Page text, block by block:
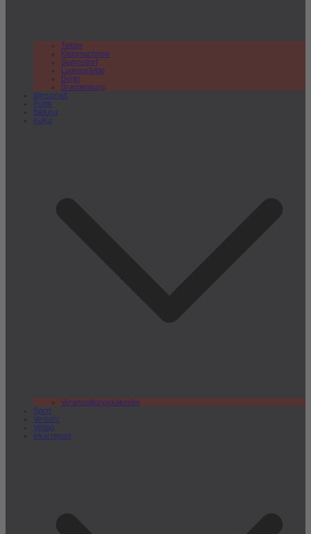
Teltow
Kleinmachnow
Stahnsdorf
Ludwigsfelde
Berlin
Brandenburg
Wirtschaft
Politik
Bildung
Kultur
Veranstaltungskalender
Sport
Verkehr
Verlag
lokal.report